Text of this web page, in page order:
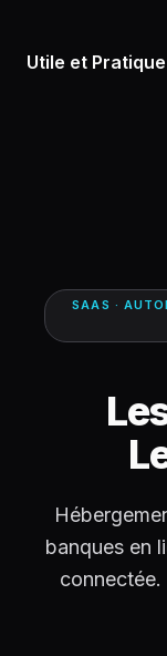
Utile et Pratique
SAAS ·
banques en